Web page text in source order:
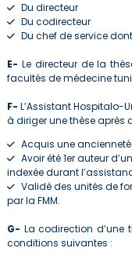
Du directeur
Du codirecteur
Du chef de service
E- Le directeur de la
facultés de médecine
F- L’Assistant Hospitalo-
à diriger une thèse après
Acquis une
Avoir été 1er auteur
indexée durant
Validé des unités de
par la FMM.
G- La codirection d’une
conditions suivantes :